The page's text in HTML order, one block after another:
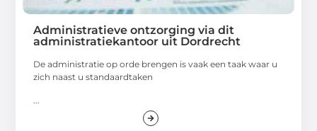
Administratieve ontzorging via dit
administratiekantoor uit Dordrecht
De administratie op orde brengen is vaak een taak waar u
zich naast u standaardtaken